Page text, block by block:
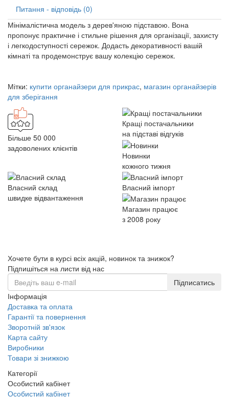
Питання - відповідь (0)
Мінімалістична модель з дерев'яною підставою. Вона
пропонує практичне і стильне рішення для організації, захисту
і легкодоступності сережок. Додасть декоративності вашій
кімнаті та продемонструє вашу колекцію сережок.
Мітки: купити органайзери для прикрас, магазин органайзерів
для зберігання
Більше 50 000
задоволених клієнтів
Кращі постачальники
на підставі відгуків
Новинки
кожного тижня
Власний склад
швидке відвантаження
Власний імпорт
Магазин працює
з 2008 року
Хочете бути в курсі всіх акцій, новинок та знижок?
Підпишіться на листи від нас
Підписатись
Інформація
Доставка та оплата
Гарантії та повернення
Зворотній зв'язок
Карта сайту
Виробники
Товари зі знижкою
Категорії
Особистий кабінет
Особистий кабінет